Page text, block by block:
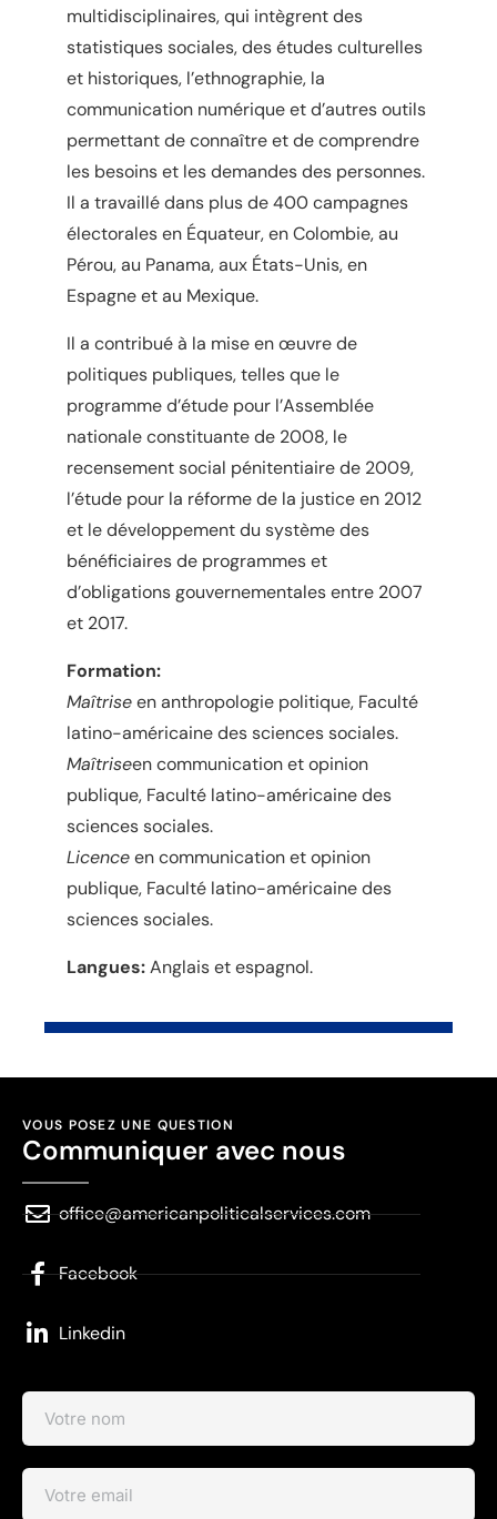
multidisciplinaires, qui intègrent des
statistiques sociales, des études culturelles
et historiques, l’ethnographie, la
communication numérique et d’autres outils
permettant de connaître et de comprendre
les besoins et les demandes des personnes.
Il a travaillé dans plus de 400 campagnes
électorales en Équateur, en Colombie, au
Pérou, au Panama, aux États-Unis, en
Espagne et au Mexique.
Il a contribué à la mise en œuvre de
politiques publiques, telles que le
programme d’étude pour l’Assemblée
nationale constituante de 2008, le
recensement social pénitentiaire de 2009,
l’étude pour la réforme de la justice en 2012
et le développement du système des
bénéficiaires de programmes et
d’obligations gouvernementales entre 2007
et 2017.
Formation:
Maîtriseen anthropologie politique, Faculté
latino-américaine des sciences sociales.
Maîtriseen communication et opinion
publique, Faculté latino-américaine des
sciences sociales.
Licenceen communication et opinion
publique, Faculté latino-américaine des
sciences sociales.
Langues:Anglais et espagnol.
VOUS POSEZ UNE QUESTION
Communiquer avec nous
office@americanpoliticalservices.com
Facebook
Linkedin